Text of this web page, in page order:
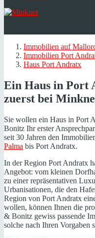
Immobilien auf
Immobilien Port
Haus Port Andratx
Ein Haus in Port
zuerst bei
Sie wollen ein Haus in Port
Bonitz Ihr erster
seit 30 Jahren den
Palma bis Port Andratx.
In der Region Port Andratx
Angebot: vom kleinen
zu einer repräsentativen
Urbanisationen, die den
Region von Port Andratx
wollen, können Ihnen die
& Bonitz gewiss passende
solche nach Ihren Vorgaben